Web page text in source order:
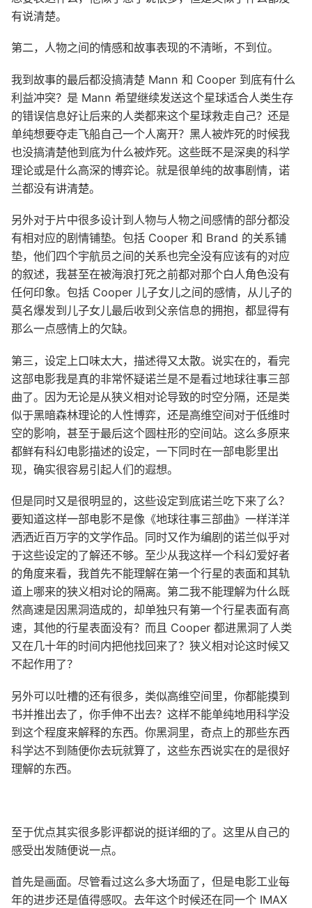
有说清楚。
第二，人物之间的情感和故事表现的不清晰，不到位。
我到故事的最后都没搞清楚 Mann 和 Cooper 到底有什么
利益冲突？是 Mann 希望继续发送这个星球适合人类生存
的错误信息好让后来的人类都来这个星球救走自己？还是
单纯想要夺走飞船自己一个人离开？黑人被炸死的时候我
也没搞清楚他到底为什么被炸死。这些既不是深奥的科学
理论或是什么高深的博弈论。就是很单纯的故事剧情，诺
兰都没有讲清楚。
另外对于片中很多设计到人物与人物之间感情的部分都没
有相对应的剧情铺垫。包括 Cooper 和 Brand 的关系铺
垫，他们四个宇航员之间的关系也完全没有应该有的对应
的叙述，我甚至在被海浪打死之前都对那个白人角色没有
任何印象。包括 Cooper 儿子女儿之间的感情，从儿子的
莫名爆发到儿子女儿最后收到父亲信息的拥抱，都显得有
那么一点感情上的欠缺。
第三，设定上口味太大，描述得又太散。说实在的，看完
这部电影我是真的非常怀疑诺兰是不是看过地球往事三部
曲了。因为无论是从狭义相对论导致的时空分隔，还是类
似于黑暗森林理论的人性博弈，还是高维空间对于低维时
空的影响，甚至于最后这个圆柱形的空间站。这么多原来
都鲜有科幻电影描述的设定，一下同时在一部电影里出
现，确实很容易引起人们的遐想。
但是同时又是很明显的，这些设定到底诺兰吃下来了么？
要知道这样一部电影不是像《地球往事三部曲》一样洋洋
洒洒近百万字的文学作品。同时又作为编剧的诺兰似乎对
于这些设定的了解还不够。至少从我这样一个科幻爱好者
的角度来看，我首先不能理解在第一个行星的表面和其轨
道上哪来的狭义相对论的隔离。第二我不能理解为什么既
然高速是因黑洞造成的，却单独只有第一个行星表面有高
速，其他的行星表面没有？而且 Cooper 都进黑洞了人类
又在几十年的时间内把他找回来了？狭义相对论这时候又
不起作用了？
另外可以吐槽的还有很多，类似高维空间里，你都能摸到
书并推出去了，你手伸不出去？这样不能单纯地用科学没
到这个程度来解释的东西。你黑洞里，奇点上的那些东西
科学达不到随便你去玩就算了，这些东西说实在的是很好
理解的东西。
至于优点其实很多影评都说的挺详细的了。这里从自己的
感受出发随便说一点。
首先是画面。尽管看过这么多大场面了，但是电影工业每
年的进步还是值得感叹。去年这个时候还在同一个 IMAX